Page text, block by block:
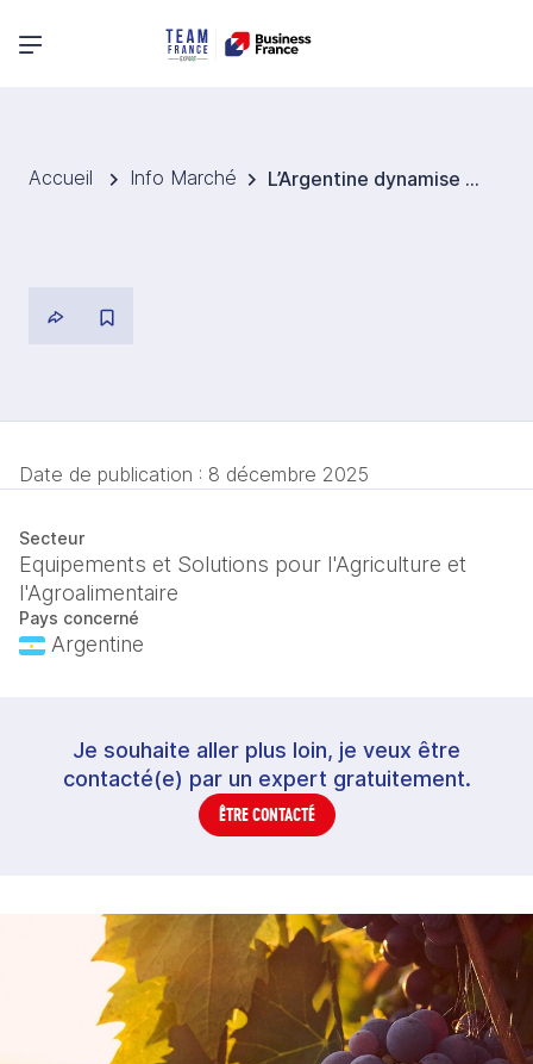
Menu principal
Accueil Info Marché L’Argentine dynamise ses exportations vitivinicoles biologiques
Date de publication : 8 décembre 2025
Secteur
Equipements et Solutions pour l'Agriculture et
l'Agroalimentaire
Pays concerné
Argentine
Je souhaite aller plus loin, je veux être
contacté(e) par un expert gratuitement.
ÊTRE CONTACTÉ